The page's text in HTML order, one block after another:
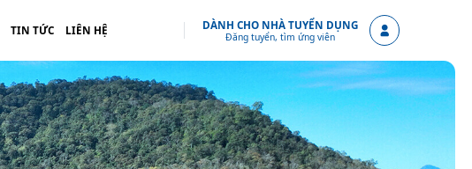
TIN TỨC LIÊN HỆ DÀNH CHO NHÀ TUYỂN DỤNG
Đăng tuyển, tìm ứng viên